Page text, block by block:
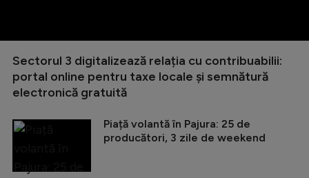
Sectorul 3 digitalizează relația cu contribuabilii:
portal online pentru taxe locale și semnătură
electronică gratuită
Piață volantă în Pajura: 25 de
producători, 3 zile de weekend